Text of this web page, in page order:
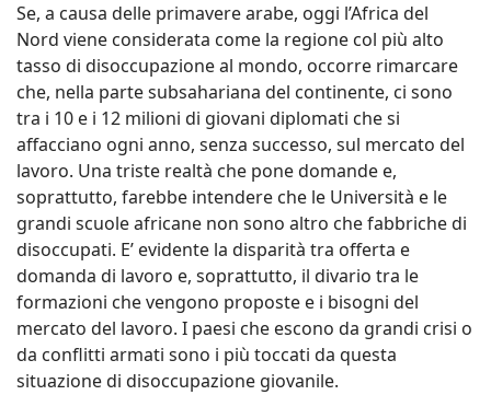
Se, a causa delle primavere arabe, oggi l’Africa del
Nord viene considerata come la regione col più alto
tasso di disoccupazione al mondo, occorre rimarcare
che, nella parte subsahariana del continente, ci sono
tra i 10 e i 12 milioni di giovani diplomati che si
affacciano ogni anno, senza successo, sul mercato del
lavoro. Una triste realtà che pone domande e,
soprattutto, farebbe intendere che le Università e le
grandi scuole africane non sono altro che fabbriche di
disoccupati. E’ evidente la disparità tra offerta e
domanda di lavoro e, soprattutto, il divario tra le
formazioni che vengono proposte e i bisogni del
mercato del lavoro. I paesi che escono da grandi crisi o
da conflitti armati sono i più toccati da questa
situazione di disoccupazione giovanile.